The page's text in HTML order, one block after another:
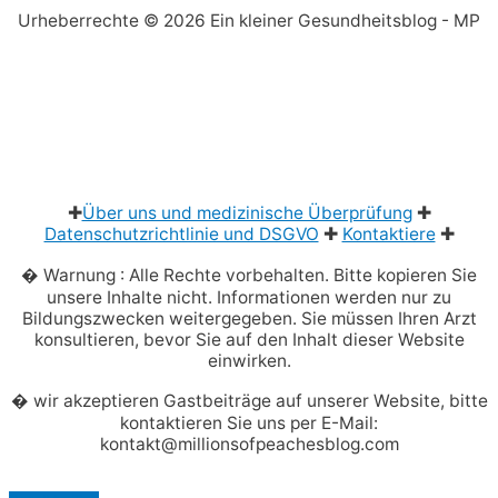
Urheberrechte © 2026 Ein kleiner Gesundheitsblog - MP
✚Über uns und medizinische Überprüfung✚
Datenschutzrichtlinie und DSGVO ✚ Kontaktiere✚
� Warnung : Alle Rechte vorbehalten. Bitte kopieren Sie
unsere Inhalte nicht. Informationen werden nur zu
Bildungszwecken weitergegeben. Sie müssen Ihren Arzt
konsultieren, bevor Sie auf den Inhalt dieser Website
einwirken.
� wir akzeptieren Gastbeiträge auf unserer Website, bitte
kontaktieren Sie uns per E-Mail:
kontakt@millionsofpeachesblog.com